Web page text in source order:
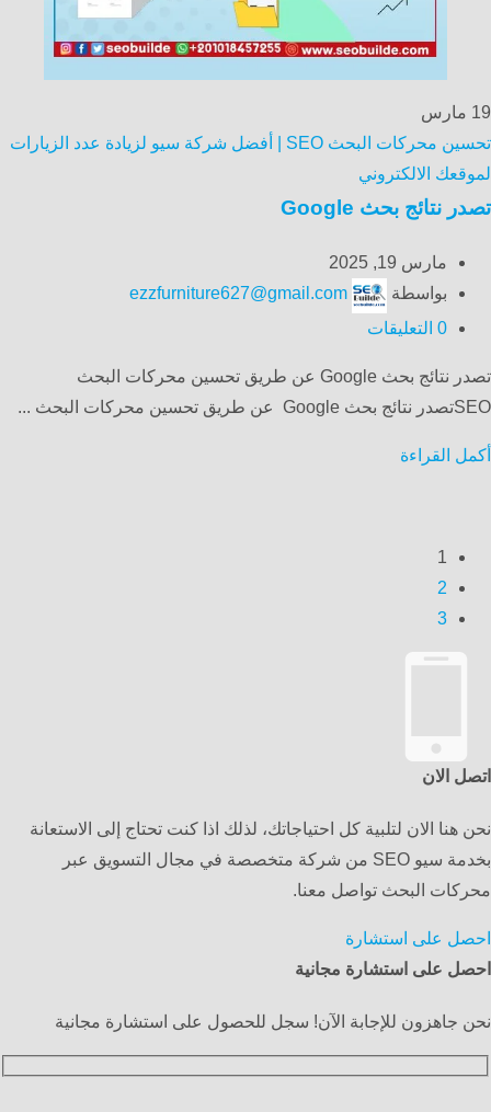
19 مارس
تحسين محركات البحث SEO | أفضل شركة سيو لزيادة عدد الزيارات
لموقعك الالكتروني
تصدر نتائج بحث Google
مارس 19, 2025
بواسطة
ezzfurniture627@gmail.com
0 التعليقات
تصدر نتائج بحث Google عن طريق تحسين محركات البحث
SEOتصدر نتائج بحث Google عن طريق تحسين محركات البحث ...
أكمل القراءة
1
2
3
اتصل الان
نحن هنا الان لتلبية كل احتياجاتك، لذلك اذا كنت تحتاج إلى الاستعانة
بخدمة سيو SEO من شركة متخصصة في مجال التسويق عبر
محركات البحث تواصل معنا.
احصل على استشارة
احصل على استشارة مجانية
نحن جاهزون للإجابة الآن! سجل للحصول على استشارة مجانية